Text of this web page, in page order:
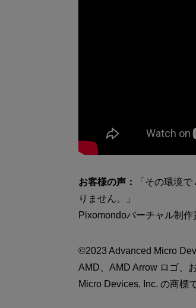
お客様の声：
「その環境
りません。」
Pixomondoバーチャル制
©2023 Advanced Micro
AMD、AMD Arrow ロゴ、
Micro Devices, Inc. の商標